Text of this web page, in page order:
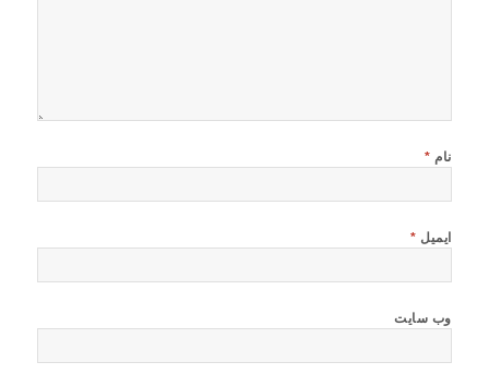
نام *
ایمیل *
وب‌ سایت